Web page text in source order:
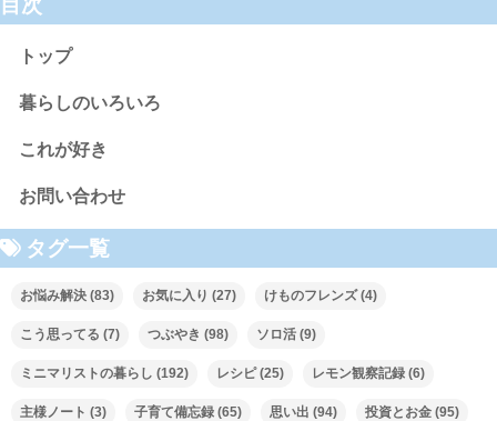
目次
トップ
暮らしのいろいろ
これが好き
お問い合わせ
タグ一覧
お悩み解決 (83) お気に入り (27) けものフレンズ(4)
こう思ってる (7) つぶやき (98) ソロ活 (9)
ミニマリストの暮らし (192) レシピ(25) レモン観察記録 (6)
主様ノート (3) 子育て備忘録 (65) 思い出 (94) 投資とお金 (95)